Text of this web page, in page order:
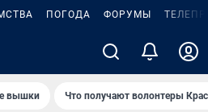
ПОГОДА ФОРУМЫ
вышки Что получают волонтеры